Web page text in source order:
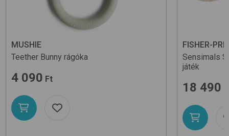
MUSHIE
Teether Bunny rágóka
4 090 Ft
FISHER-
Sensimals
játék
18 490